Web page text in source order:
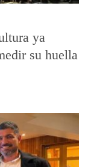
ya
su huella